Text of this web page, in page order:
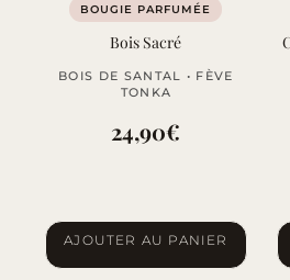
BOUGIE PARFUMÉE
Bois Sacré
BOIS DE SANTAL • FÈVE
TONKA
24,90€
AJOUTER AU PANIER